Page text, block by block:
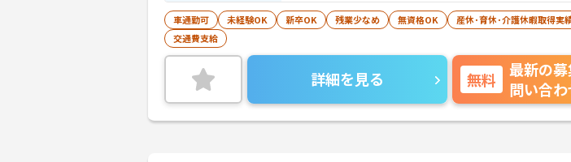
車通勤可 未経験OK 新卒OK 残業少なめ 無資格OK
産休･育休･介護休暇取得実
交通費支給
詳細を見る 無料
最新の
問い合